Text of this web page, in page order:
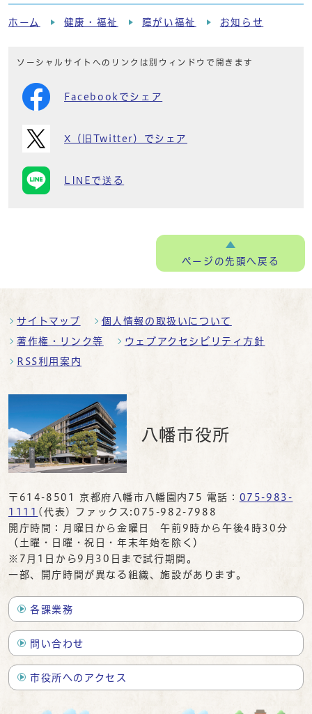
ホーム 健康・福祉 障がい福祉 お知らせ
ソーシャルサイトへのリンクは別ウィンドウで開きます
Facebookでシェア
X（旧Twitter）でシェア
LINEで送る
ページの先頭へ戻る
サイトマップ 個人情報の取扱いについて
著作権・リンク等 ウェブアクセシビリティ方針
RSS利用案内
八幡市役所
〒614-8501 京都府八幡市八幡園内75 電話： 075-983-
1111 (代表) ファックス:075-982-7988
開庁時間：月曜日から金曜日 午前9時から午後4時30分
（土曜・日曜・祝日・年末年始を除く）
※7月1日から9月30日まで試行期間。
一部、開庁時間が異なる組織、施設があります。
各課業務
問い合わせ
市役所へのアクセス